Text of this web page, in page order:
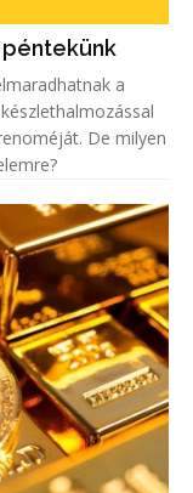
a
De milyen